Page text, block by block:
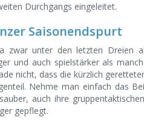
Durchgangs eingeleitet.
Saisonendspurt
zwar unter den letzten Dreien
und auch spielstärker als
nicht, dass die kürzlich
Nehme man einfach das
auch ihre
gepflegt.